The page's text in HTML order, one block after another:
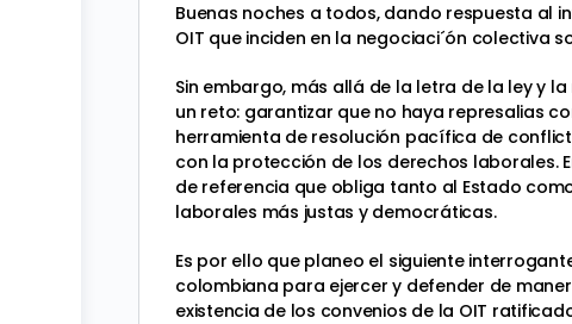
Buenas noches a todos, dando respuesta al
OIT que inciden en la negociaci´ón colectiva
Sin embargo, más allá de la letra de la ley y
un reto: garantizar que no haya represalias
herramienta de resolución pacífica de
con la protección de los derechos laborales.
de referencia que obliga tanto al Estado
laborales más justas y democráticas.
Es por ello que planeo el siguiente
colombiana para ejercer y defender de
existencia de los convenios de la OIT